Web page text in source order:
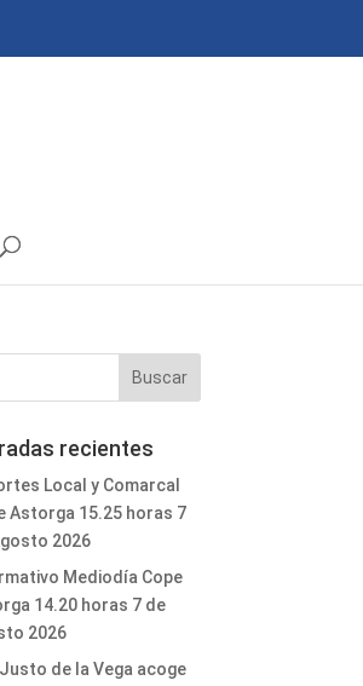
recientes
Local y Comarcal
Astorga 15.25 horas 7
2026
Mediodía Cope
14.20 horas 7 de
2026
de la Vega acoge